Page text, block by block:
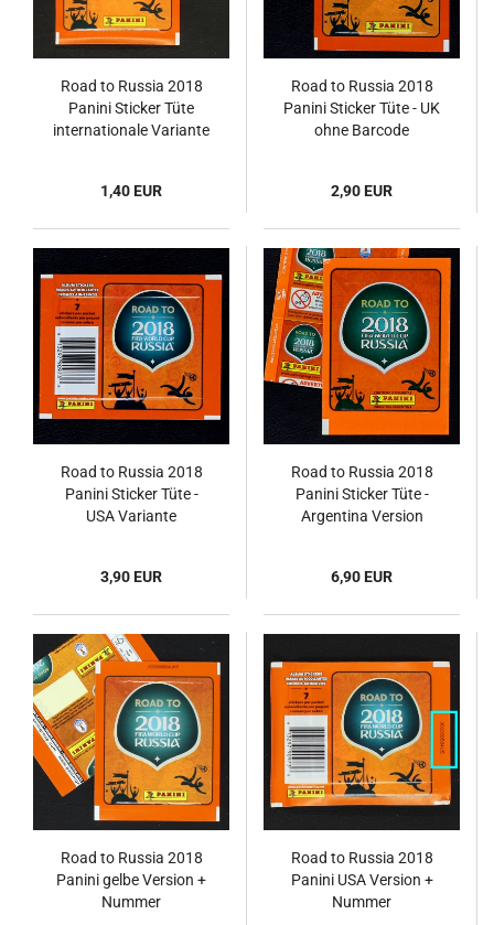
Road to Russia 2018
Panini Sticker Tüte
internationale Variante
1,40 EUR
Road to Russia 2018
Panini Sticker Tüte - UK
ohne Barcode
2,90 EUR
Road to Russia 2018
Panini Sticker Tüte -
USA Variante
3,90 EUR
Road to Russia 2018
Panini Sticker Tüte -
Argentina Version
6,90 EUR
Road to Russia 2018
Panini gelbe Version +
Nummer
Road to Russia 2018
Panini USA Version +
Nummer